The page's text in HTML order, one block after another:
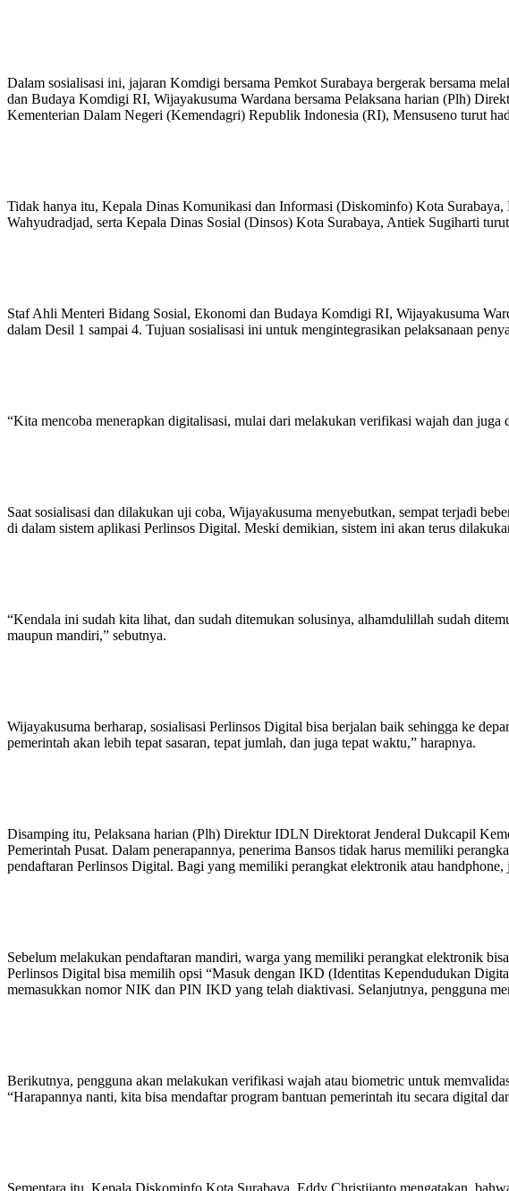
Dalam sosialisasi ini, jajaran Komdigi bersama Pemkot Surabaya bergerak bersama
dan Budaya Komdigi RI, Wijayakusuma Wardana bersama Pelaksana harian (Plh)
Kementerian Dalam Negeri (Kemendagri) Republik Indonesia (RI), Mensuseno turut
Tidak hanya itu, Kepala Dinas Komunikasi dan Informasi (Diskominfo) Kota
Wahyudradjad, serta Kepala Dinas Sosial (Dinsos) Kota Surabaya, Antiek Sugiharti
Staf Ahli Menteri Bidang Sosial, Ekonomi dan Budaya Komdigi RI, Wijayakusuma
dalam Desil 1 sampai 4. Tujuan sosialisasi ini untuk mengintegrasikan pelaksanaan
“Kita mencoba menerapkan digitalisasi, mulai dari melakukan verifikasi wajah dan
Saat sosialisasi dan dilakukan uji coba, Wijayakusuma menyebutkan, sempat terjadi
di dalam sistem aplikasi Perlinsos Digital. Meski demikian, sistem ini akan terus
“Kendala ini sudah kita lihat, dan sudah ditemukan solusinya, alhamdulillah sudah
maupun mandiri,” sebutnya.
Wijayakusuma berharap, sosialisasi Perlinsos Digital bisa berjalan baik sehingga ke
pemerintah akan lebih tepat sasaran, tepat jumlah, dan juga tepat waktu,” harapnya.
Disamping itu, Pelaksana harian (Plh) Direktur IDLN Direktorat Jenderal Dukcapil
Pemerintah Pusat. Dalam penerapannya, penerima Bansos tidak harus memiliki
pendaftaran Perlinsos Digital. Bagi yang memiliki perangkat elektronik atau handphone,
Sebelum melakukan pendaftaran mandiri, warga yang memiliki perangkat elektronik
Perlinsos Digital bisa memilih opsi “Masuk dengan IKD (Identitas Kependudukan
memasukkan nomor NIK dan PIN IKD yang telah diaktivasi. Selanjutnya, pengguna
Berikutnya, pengguna akan melakukan verifikasi wajah atau biometric untuk
“Harapannya nanti, kita bisa mendaftar program bantuan pemerintah itu secara digital
Sementara itu, Kepala Diskominfo Kota Surabaya, Eddy Christijanto mengatakan,